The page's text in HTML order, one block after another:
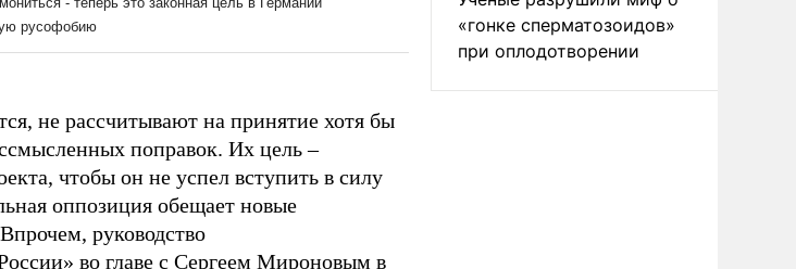
не рассчитывают на принятие хотя бы
поправок. Их цель –
чтобы он не успел вступить в силу
оппозиция обещает новые
руководство
во главе с Сергеем Мироновым в
«гонке сперматозоидов»
при оплодотворении